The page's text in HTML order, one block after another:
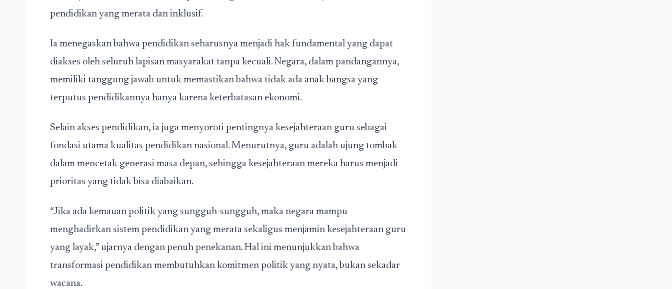
pendidikan yang merata dan inklusif.
Ia menegaskan bahwa pendidikan seharusnya menjadi hak fundamental yang dapat
diakses oleh seluruh lapisan masyarakat tanpa kecuali. Negara, dalam pandangannya,
memiliki tanggung jawab untuk memastikan bahwa tidak ada anak bangsa yang
terputus pendidikannya hanya karena keterbatasan ekonomi.
Selain akses pendidikan, ia juga menyoroti pentingnya kesejahteraan guru sebagai
fondasi utama kualitas pendidikan nasional. Menurutnya, guru adalah ujung tombak
dalam mencetak generasi masa depan, sehingga kesejahteraan mereka harus menjadi
prioritas yang tidak bisa diabaikan.
“Jika ada kemauan politik yang sungguh-sungguh, maka negara mampu
menghadirkan sistem pendidikan yang merata sekaligus menjamin kesejahteraan guru
yang layak,” ujarnya dengan penuh penekanan. Hal ini menunjukkan bahwa
transformasi pendidikan membutuhkan komitmen politik yang nyata, bukan sekadar
wacana.